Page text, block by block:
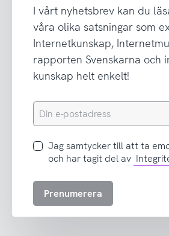
I vårt nyhetsbrev kan du
våra olika satsningar som
Internetkunskap,
rapporten Svenskarna och
kunskap helt enkelt!
Din
e-
Jag
samtycker
att
Jag samtycker till att ta
och har tagit del av
Prenumerera